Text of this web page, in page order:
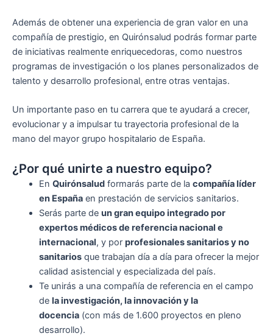
Además de obtener una experiencia de gran valor en una
compañía de prestigio, en Quirónsalud podrás formar parte
de iniciativas realmente enriquecedoras, como nuestros
programas de investigación o los planes personalizados de
talento y desarrollo profesional, entre otras ventajas.
Un importante paso en tu carrera que te ayudará a crecer,
evolucionar y a impulsar tu trayectoria profesional de la
mano del mayor grupo hospitalario de España.
¿Por qué unirte a nuestro equipo?
En Quirónsaludformarás parte de la compañía líder
en Españaen prestación de servicios sanitarios.
Serás parte de un gran equipo integrado por
expertos médicos de referencia nacional e
internacional, y por profesionales sanitarios y no
sanitariosque trabajan día a día para ofrecer la mejor
calidad asistencial y especializada del país.
Te unirás a una compañía de referencia en el campo
de la investigación, la innovación y la
docencia(con más de 1.600 proyectos en pleno
desarrollo).